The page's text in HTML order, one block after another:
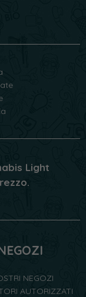
Light
NEGOZI
AUTORIZZATI